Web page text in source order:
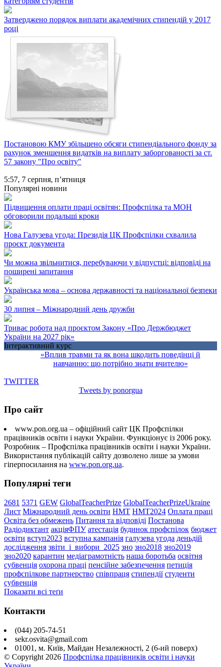
Затверджено порядок виплати академічних стипендій у 2017
році
Постановою КМУ збільшено обсяги стипендіального фонду за
рахунок зменшення видатків на виплату заборгованості за ст.
57 закону "Про освіту"
5:57, 7 серпня, п’ятниця
Популярні новини
Підвищення оплати праці освітян: Профспілка та МОН
обговорили подальші кроки
Нова Галузева угода: Президія ЦК Профспілки схвалила
проєкт документа
Чи можна звільнитися, перебуваючи у відпустці: відповіді на
поширені запитання
Українська мова – основа державності та національної безпеки
30 липня – Міжнародний день дружби
Триває робота над проєктом Закону «Про Держбюджет
України на 2027 рік»
Інтерактивний курс
«Вплив травми та як вона шкодить поведінці й
навчанню: що потрібно знати вчителю»
TWITTER
Tweets by ponorgua
Про сайт
www.pon.org.ua – офіційний сайт ЦК Профспілки
працівників освіти і науки України. Функціонує із 2006 року.
Розробник – Профспілка працівників освіти і науки України.
Використання публікацій сайту дозволено лише за умови
гіперпосилання на www.pon.org.ua.
Популярні теги
2681 5371 GEW GlobalTeacherPrize GlobalTeacherPrizeUkraine
Лист Міжнародний день освіти НМТ НМТ2024 Оплата праці
Освіта без обмежень Питання та відповіді Постанова
Радіодиктант акціяФПУ атестація будинок профспілок бюджет
освіти вступ2023 вступна кампанія галузева угода деньдій
дослідження звіти_і_вибори_2025 зно зно2018 зно2019
зно2020 карантин медіаграмотність наша боротьба освітня
субвенція охорона праці пенсійне забезпечення петиція
профспілкове партнерство співпраця стипендії студенти
субвенція
Показати всі теґи
Контакти
(044) 205-74-51
sekr.osvita@gmail.com
01001, м. Київ, Майдан Незалежності, 2 (6-ий поверх)
© Copyright 2026 Профспілка працівників освіти і науки